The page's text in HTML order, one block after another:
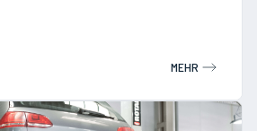
MEHR